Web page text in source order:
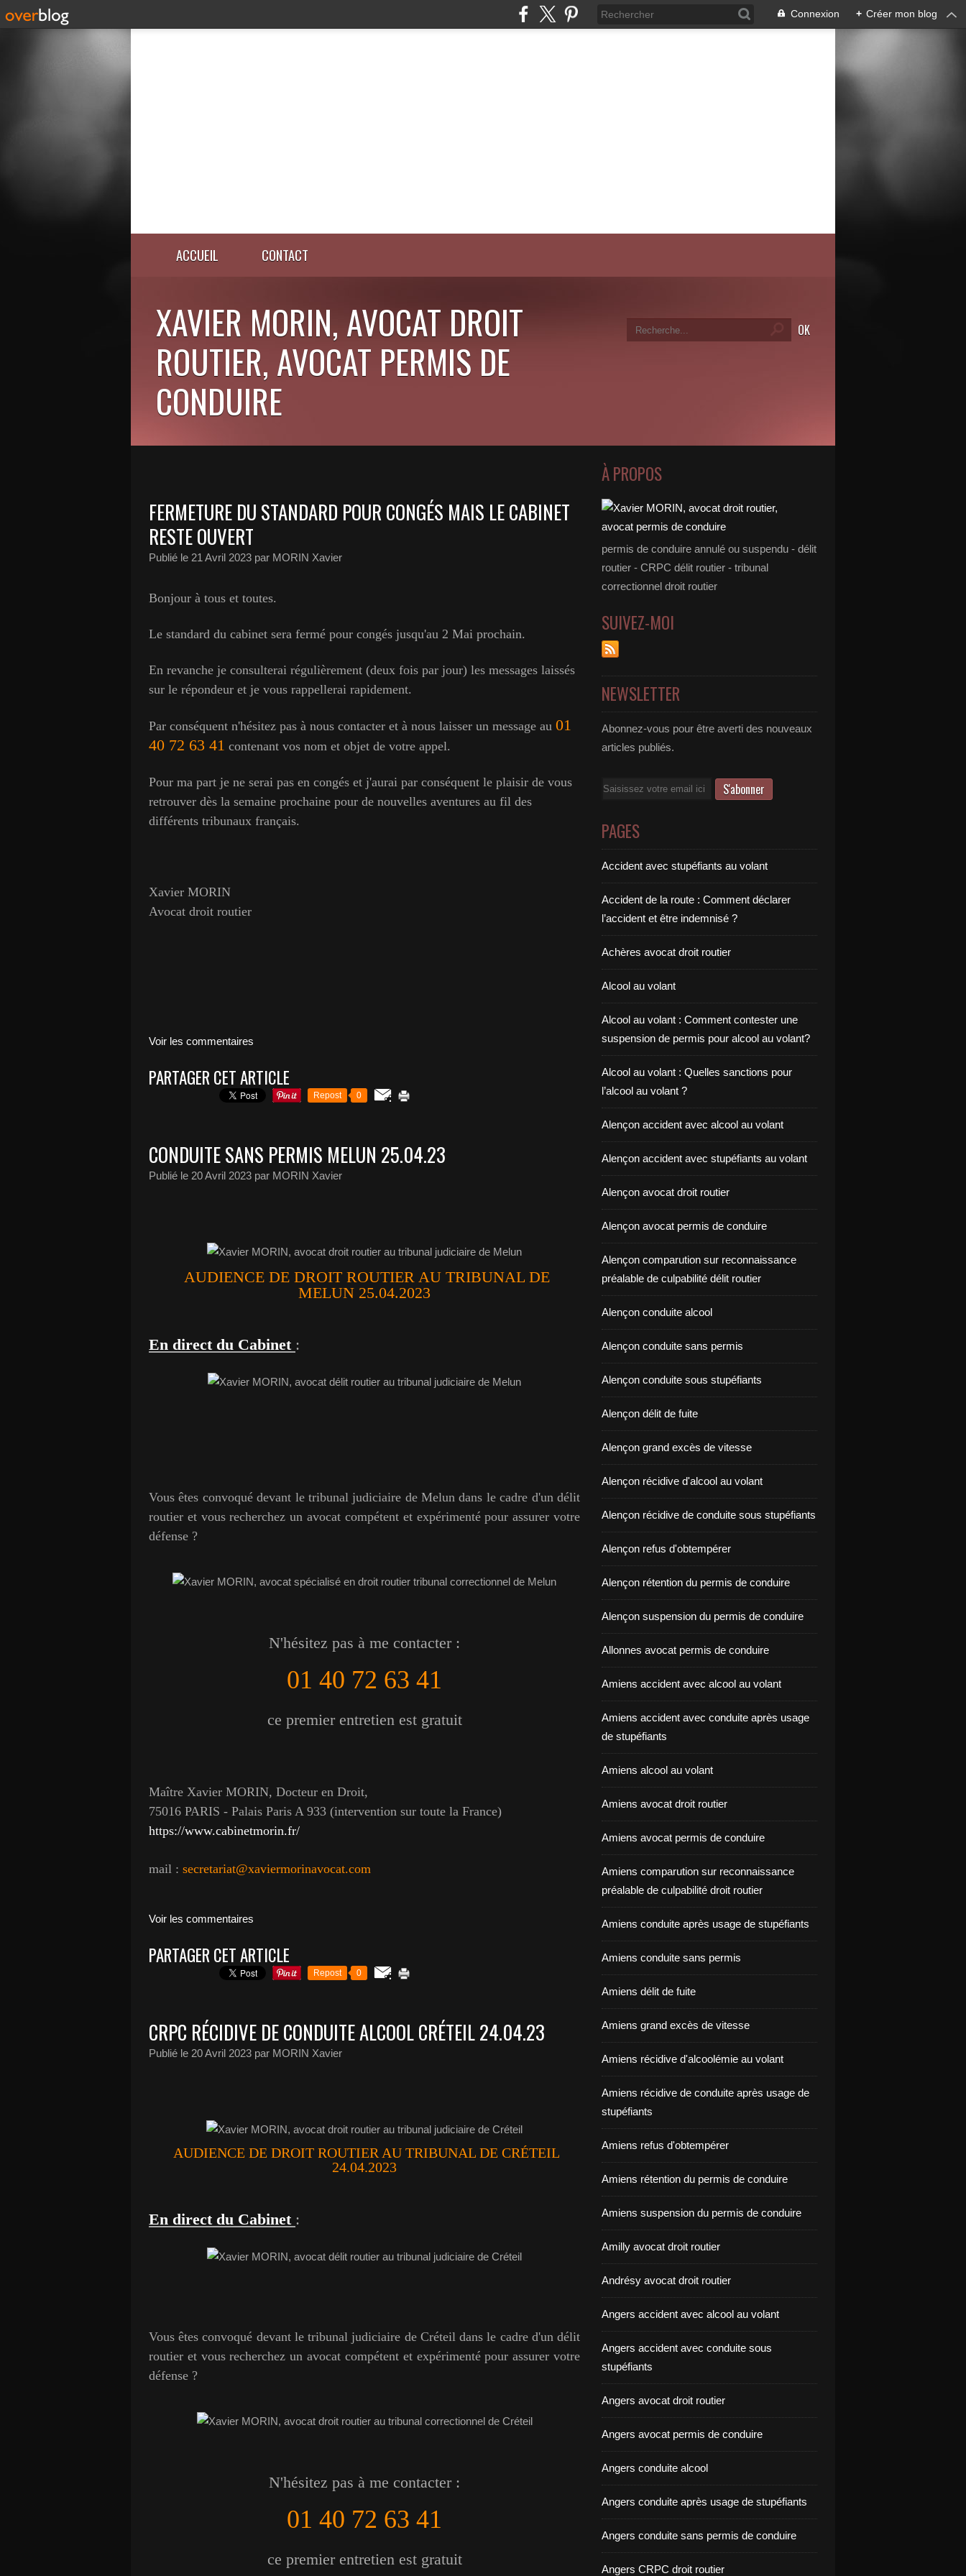
Connexion + Créer mon blog
ACCUEIL CONTACT
XAVIER MORIN, AVOCAT DROIT
ROUTIER, AVOCAT PERMIS DE
CONDUIRE
FERMETURE DU STANDARD POUR CONGÉS MAIS LE CABINET
RESTE OUVERT
Publié le 21 Avril 2023 par MORIN Xavier
Bonjour à tous et toutes.
Le standard du cabinet sera fermé pour congés jusqu'au 2 Mai prochain.
En revanche je consulterai régulièrement (deux fois par jour) les messages laissés
sur le répondeur et je vous rappellerai rapidement.
Par conséquent n'hésitez pas à nous contacter et à nous laisser un message au 01
40 72 63 41 contenant vos nom et objet de votre appel.
Pour ma part je ne serai pas en congés et j'aurai par conséquent le plaisir de vous
retrouver dès la semaine prochaine pour de nouvelles aventures au fil des
différents tribunaux français.
Xavier MORIN
Avocat droit routier
Voir les commentaires
PARTAGER CET ARTICLE
Repost 0
CONDUITE SANS PERMIS MELUN 25.04.23
Publié le 20 Avril 2023 par MORIN Xavier
AUDIENCE DE DROIT ROUTIER AU TRIBUNAL DE
MELUN 25.04.2023
En direct du Cabinet :
Vous êtes convoqué devant le tribunal judiciaire de Melun dans le cadre d'un délit
routier et vous recherchez un avocat compétent et expérimenté pour assurer votre
défense ?
N'hésitez pas à me contacter :
01 40 72 63 41
ce premier entretien est gratuit
Maître Xavier MORIN, Docteur en Droit,
75016 PARIS - Palais Paris A 933 (intervention sur toute la France)
https://www.cabinetmorin.fr/
mail : secretariat@xaviermorinavocat.com
Voir les commentaires
PARTAGER CET ARTICLE
Repost 0
CRPC RÉCIDIVE DE CONDUITE ALCOOL CRÉTEIL 24.04.23
Publié le 20 Avril 2023 par MORIN Xavier
AUDIENCE DE DROIT ROUTIER AU TRIBUNAL DE CRÉTEIL
24.04.2023
En direct du Cabinet :
Vous êtes convoqué devant le tribunal judiciaire de Créteil dans le cadre d'un délit
routier et vous recherchez un avocat compétent et expérimenté pour assurer votre
défense ?
N'hésitez pas à me contacter :
01 40 72 63 41
ce premier entretien est gratuit
À PROPOS
permis de conduire annulé ou suspendu - délit
routier - CRPC délit routier - tribunal
correctionnel droit routier
SUIVEZ-MOI
NEWSLETTER
Abonnez-vous pour être averti des nouveaux
articles publiés.
Email
PAGES
Accident avec stupéfiants au volant
Accident de la route : Comment déclarer
l’accident et être indemnisé ?
Achères avocat droit routier
Alcool au volant
Alcool au volant : Comment contester une
suspension de permis pour alcool au volant?
Alcool au volant : Quelles sanctions pour
l’alcool au volant ?
Alençon accident avec alcool au volant
Alençon accident avec stupéfiants au volant
Alençon avocat droit routier
Alençon avocat permis de conduire
Alençon comparution sur reconnaissance
préalable de culpabilité délit routier
Alençon conduite alcool
​​​​​​​Alençon conduite sans permis
Alençon conduite sous stupéfiants
Alençon délit de fuite
Alençon grand excès de vitesse
Alençon récidive d'alcool au volant
Alençon récidive de conduite sous stupéfiants
Alençon refus d'obtempérer
Alençon rétention du permis de conduire
Alençon suspension du permis de conduire
Allonnes avocat permis de conduire
Amiens accident avec alcool au volant
Amiens accident avec conduite après usage
de stupéfiants
Amiens alcool au volant
Amiens avocat droit routier
Amiens avocat permis de conduire
Amiens comparution sur reconnaissance
préalable de culpabilité droit routier
Amiens conduite après usage de stupéfiants
Amiens conduite sans permis
Amiens délit de fuite
Amiens grand excès de vitesse
Amiens récidive d'alcoolémie au volant
Amiens récidive de conduite après usage de
stupéfiants
Amiens refus d'obtempérer
Amiens rétention du permis de conduire
Amiens suspension du permis de conduire
Amilly avocat droit routier
Andrésy avocat droit routier
Angers accident avec alcool au volant
Angers accident avec conduite sous
stupéfiants
Angers avocat droit routier
Angers avocat permis de conduire
Angers conduite alcool
Angers conduite après usage de stupéfiants
Angers conduite sans permis de conduire
Angers CRPC droit routier